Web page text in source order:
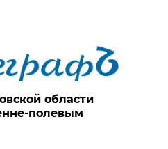
области
полевым